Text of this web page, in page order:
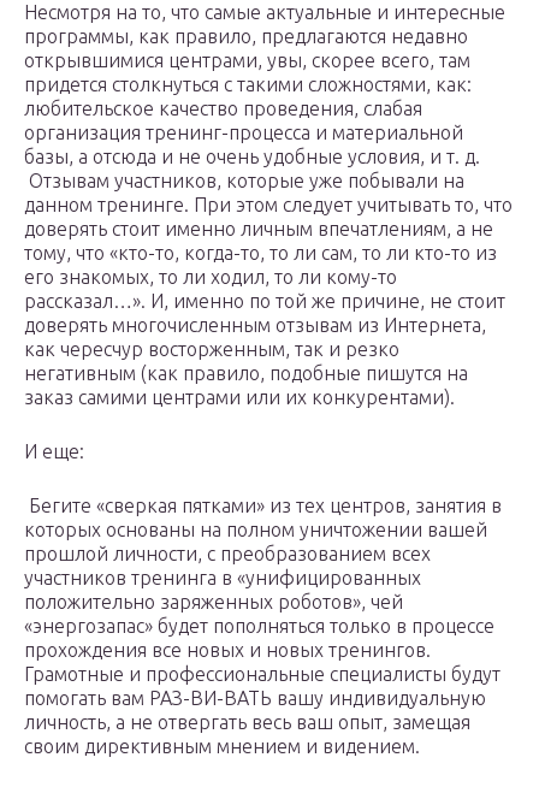
Несмотря на то, что самые актуальные и интересные
программы, как правило, предлагаются недавно
открывшимися центрами, увы, скорее всего, там
придется столкнуться с такими сложностями, как:
любительское качество проведения, слабая
организация тренинг-процесса и материальной
базы, а отсюда и не очень удобные условия, и т. д.
Отзывам участников, которые уже побывали на
данном тренинге. При этом следует учитывать то, что
доверять стоит именно личным впечатлениям, а не
тому, что «кто-то, когда-то, то ли сам, то ли кто-то из
его знакомых, то ли ходил, то ли кому-то
рассказал…». И, именно по той же причине, не стоит
доверять многочисленным отзывам из Интернета,
как чересчур восторженным, так и резко
негативным (как правило, подобные пишутся на
заказ самими центрами или их конкурентами).
И еще:
Бегите «сверкая пятками» из тех центров, занятия в
которых основаны на полном уничтожении вашей
прошлой личности, с преобразованием всех
участников тренинга в «унифицированных
положительно заряженных роботов», чей
«энергозапас» будет пополняться только в процессе
прохождения все новых и новых тренингов.
Грамотные и профессиональные специалисты будут
помогать вам РАЗ-ВИ-ВАТЬ вашу индивидуальную
личность, а не отвергать весь ваш опыт, замещая
своим директивным мнением и видением.